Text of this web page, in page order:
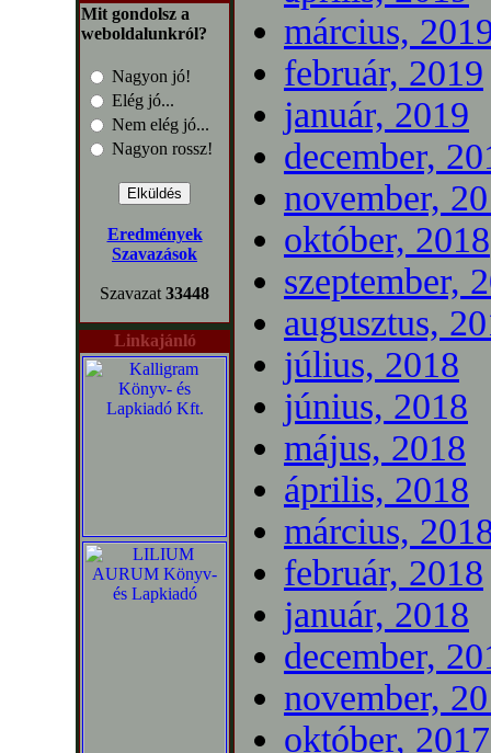
Mit gondolsz a
weboldalunkról?
Nagyon jó!
Elég jó...
Nem elég jó...
Nagyon rossz!
Eredmények
Szavazások
Szavazat 33448
Linkajánló
március,
február, 2019
január, 2019
december,
november,
október, 2018
szeptember,
augusztus,
július, 2018
június, 2018
május, 2018
április, 2018
március,
február, 2018
január, 2018
december,
november,
október, 2017